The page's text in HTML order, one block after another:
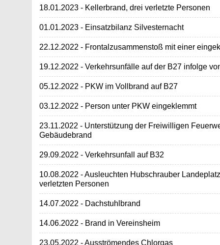
18.01.2023 - Kellerbrand, drei verletzte Personen
01.01.2023 - Einsatzbilanz Silvesternacht
22.12.2022 - Frontalzusammenstoß mit einer
19.12.2022 - Verkehrsunfälle auf der B27 infolge
05.12.2022 - PKW im Vollbrand auf B27
03.12.2022 - Person unter PKW eingeklemmt
23.11.2022 - Unterstützung der Freiwilligen
Gebäudebrand
29.09.2022 - Verkehrsunfall auf B32
10.08.2022 - Ausleuchten Hubschrauber
verletzten Personen
14.07.2022 - Dachstuhlbrand
14.06.2022 - Brand in Vereinsheim
23.05.2022 - Ausströmendes Chlorgas